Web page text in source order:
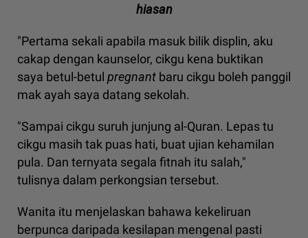
hiasan
"Pertama sekali apabila masuk bilik displin, aku
cakap dengan kaunselor, cikgu kena buktikan
saya betul-betul pregnant baru cikgu boleh panggil
mak ayah saya datang sekolah.
"Sampai cikgu suruh junjung al-Quran. Lepas tu
cikgu masih tak puas hati, buat ujian kehamilan
pula. Dan ternyata segala fitnah itu salah,"
tulisnya dalam perkongsian tersebut.
Wanita itu menjelaskan bahawa kekeliruan
berpunca daripada kesilapan mengenal pasti